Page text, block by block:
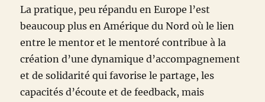
La pratique, peu répandu en Europe l’est
beaucoup plus en Amérique du Nord où le lien
entre le mentor et le mentoré contribue à la
création d’une dynamique d’accompagnement
et de solidarité qui favorise le partage, les
capacités d’écoute et de feedback, mais